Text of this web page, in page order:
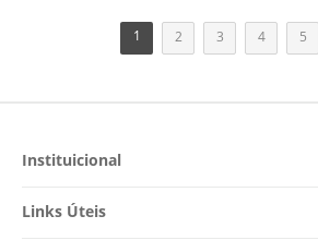
1 2 3 4 5
Instituicional
Links Úteis